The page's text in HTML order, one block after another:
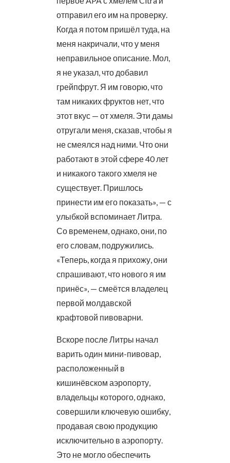
отправил его им на проверку.
Когда я потом пришёл туда, на
меня накричали, что у меня
неправильное описание. Мол,
я не указал, что добавил
грейпфрут. Я им говорю, что
там никаких фруктов нет, что
этот вкус — от хмеля. Эти дамы
отругали меня, сказав, чтобы я
не смеялся над ними. Что они
работают в этой сфере 40 лет
и никакого такого хмеля не
существует. Пришлось
принести им его показать», — с
улыбкой вспоминает Литра.
Со временем, однако, они, по
его словам, подружились.
«Теперь, когда я прихожу, они
спрашивают, что нового я им
принёс», — смеётся владелец
первой молдавской
крафтовой пивоварни.
Вскоре после Литры начал
варить один мини-пивовар,
расположенный в
кишинёвском аэропорту,
владельцы которого, однако,
совершили ключевую ошибку,
продавая свою продукцию
исключительно в аэропорту.
Это не могло обеспечить